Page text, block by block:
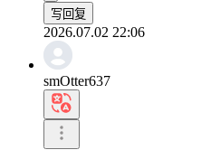
写回复
2026.07.02 22:06
smOtter637